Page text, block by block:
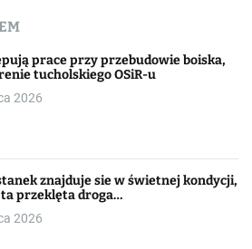
prace przy przebudowie boiska,
tucholskiego OSiR-u
2026
znajduje sie w świetnej kondycji,
przeklęta droga…
2026